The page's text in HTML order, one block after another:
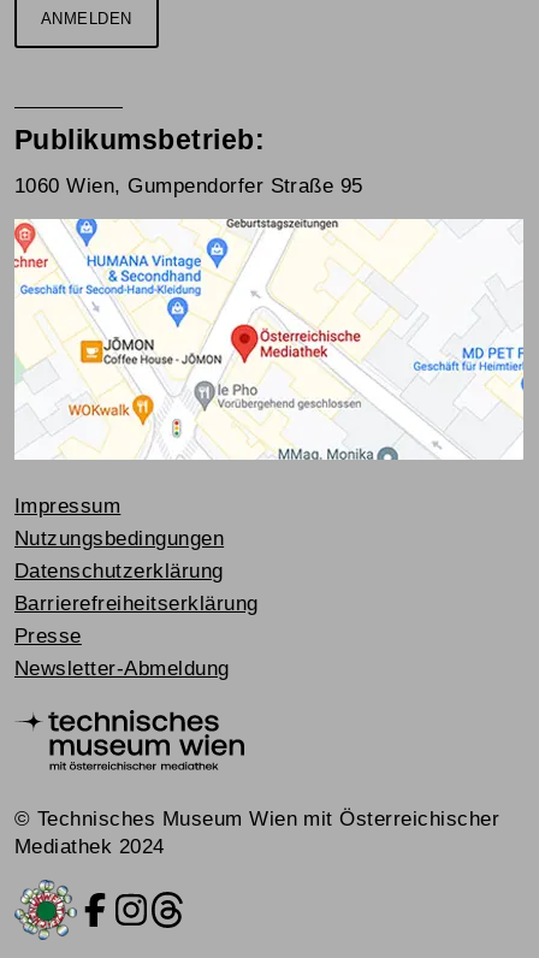
ANMELDEN
Publikumsbetrieb:
1060 Wien, Gumpendorfer Straße 95
Impressum
Nutzungsbedingungen
Datenschutzerklärung
Barrierefreiheitserklärung
Presse
Newsletter-Abmeldung
© Technisches Museum Wien mit Österreichischer
Mediathek 2024